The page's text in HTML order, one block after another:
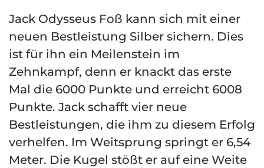
Jack Odysseus Foß kann sich mit einer
neuen Bestleistung Silber sichern. Dies
ist für ihn ein Meilenstein im
Zehnkampf, denn er knackt das erste
Mal die 6000 Punkte und erreicht 6008
Punkte. Jack schafft vier neue
Bestleistungen, die ihm zu diesem Erfolg
verhelfen. Im Weitsprung springt er 6,54
Meter. Die Kugel stößt er auf eine Weite